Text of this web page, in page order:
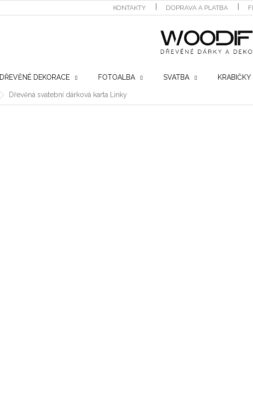
KONTAKTY DOPRAVA A PLATBA
DŘEVĚNÉ DEKORACE FOTOALBA SVATBA
Dřevěná svatební dárková karta Linky